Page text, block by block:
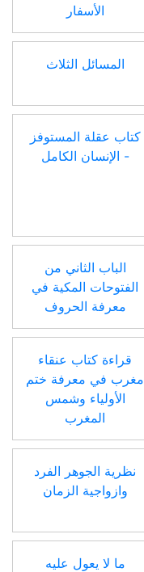
الأسفار
المسائل الثلاث
كتاب عقلة المستوفز
- الإنسان الكامل
الباب الثاني من
الفتوحات المكية في
معرفة الحروف
قراءة كتاب عنقاء
مغرب في معرفة ختم
الأولياء وشمس
المغرب
نظرية الجوهر الفرد
وازواجية الزمان
ما لا يعول عليه